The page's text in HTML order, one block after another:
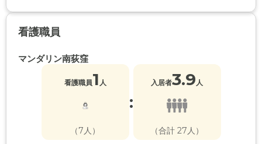
看護職員
マンダリン南荻窪
看護職員1 人
（7人）
:
入居者3.9 人
（合計 27人）